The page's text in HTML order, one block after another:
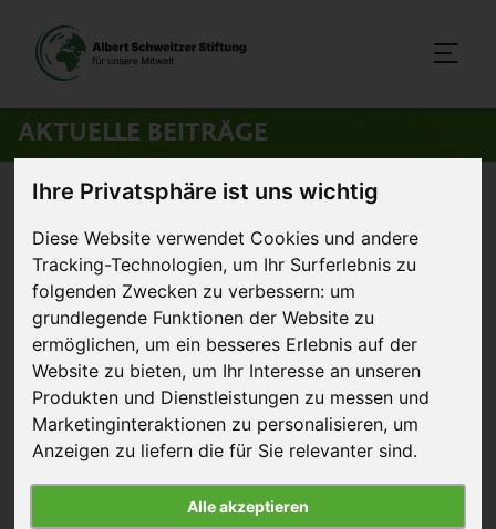
Ihre Privatsphäre ist uns wichtig
Diese Website verwendet Cookies und andere
Tracking-Technologien, um Ihr Surferlebnis zu
folgenden Zwecken zu verbessern: um
grundlegende Funktionen der Website zu
ermöglichen, um ein besseres Erlebnis auf der
Website zu bieten, um Ihr Interesse an unseren
Produkten und Dienstleistungen zu messen und
Marketinginteraktionen zu personalisieren, um
Anzeigen zu liefern die für Sie relevanter sind.
Alle akzeptieren
AKTUELLE BEITRÄGE
Startseite > Aktuelles >Vegan in Heidelberger und Augsburger
Mensen
11. November 2022
Vegan in Heidelberger und
Augsburger Mensen